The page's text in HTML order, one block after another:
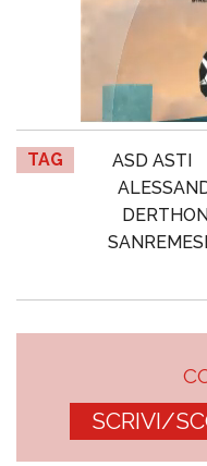
TAG ASD ASTI
SCRIVI/